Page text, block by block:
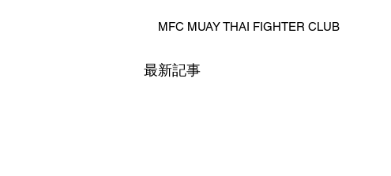
MFC MUAY THAI FIGHTER CLUB
最新記事